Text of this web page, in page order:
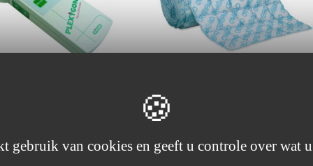
gebruik van cookies en geeft u controle over wat
ziekenhuizen (trays